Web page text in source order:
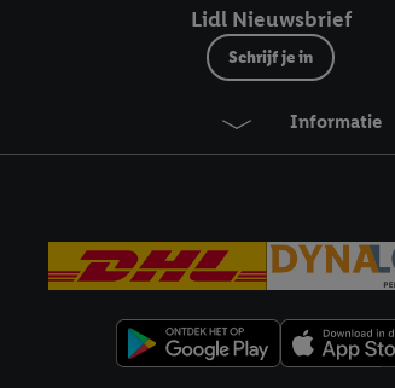
Lidl Nieuwsbrief
Schrijf je in
Informatie